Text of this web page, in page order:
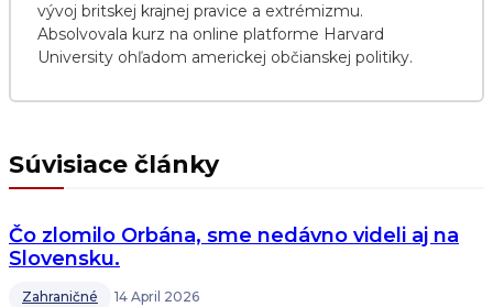
vývoj britskej krajnej pravice a extrémizmu.
Absolvovala kurz na online platforme Harvard
University ohľadom americkej občianskej politiky.
Súvisiace články
Čo zlomilo Orbána, sme nedávno videli aj na
Slovensku.
Zahraničné 14 April 2026